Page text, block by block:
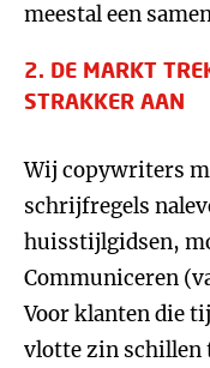
meestal een
2. DE MARKT
STRAKKER AAN
Wij copywriters
schrijfregels
huisstijlgidsen,
Communiceren
Voor klanten die
vlotte zin schillen